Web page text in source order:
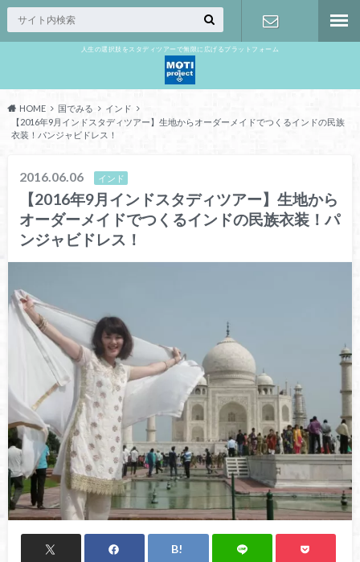
人生の選択肢をスタディツアーで無限に広げるプラットフォーム
HOME 国でみる
インド
【2016年9月インドスタディツアー】生地からオーダーメイドでつくるインドの民族
衣装！パンジャビドレス！
2016.06.06 インド
【2016年9月インドスタディツアー】生地から
オーダーメイドでつくるインドの民族衣装！パ
ンジャビドレス！